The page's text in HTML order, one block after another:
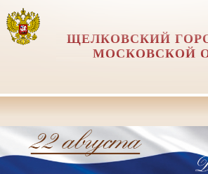
ЩЕЛКОВСКИЙ
МОСКОВСКОЙ